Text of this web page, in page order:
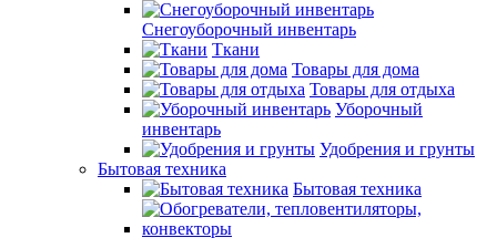
Снегоуборочный инвентарь
Ткани
Товары для дома
Товары для отдыха
Уборочный
инвентарь
Удобрения и грунты
Бытовая техника
Бытовая техника